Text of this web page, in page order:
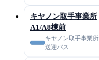
キヤノン取手事業所
A1/A8棟前
キヤノン取手事業所
送迎バス